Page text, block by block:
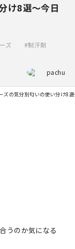
け8選～今日
ズ
制汗剤
pachu
ズの気分別匂いの使い分け8
うのか気になる